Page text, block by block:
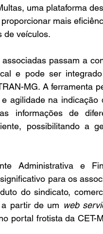
uma plataforma
mais
de veículos.
passam a
e pode ser
MG. A ferramenta
agilidade na
informações de
possibilitando a
Administrativa e
para os
do sindicato,
partir de um web
portal frotista da CET-